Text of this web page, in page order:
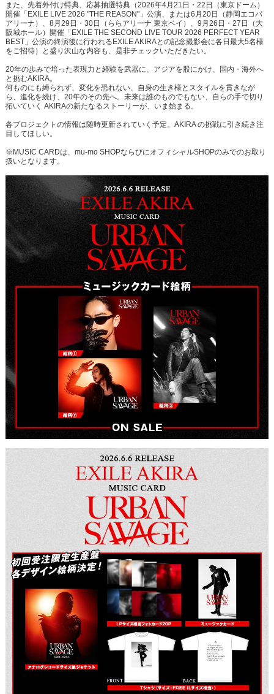
また、先着外付け特典、応募抽選特典（2026年4月21日・22日（東京ドーム）
開催「EXILE LIVE 2026 "THE REASON"」公演、または6月20日（静岡エコパ
アリーナ）、8月29日・30日（ららアリーナ 東京ベイ）、9月26日・27日（大
阪城ホール）開催「EXILE THE SECOND LIVE TOUR 2026 PERFECT YEAR
BEST」公演の終演後に行われるEXILE AKIRAとの記念撮影会に各日最大5名様
をご招待）と盛り沢山な内容も、是非チェックいただきたい。
20年の歩みで培った表現力と経験を武器に、アジアを股にかけ、国内・海外へ
と挑むAKIRA。
何ものにも縛られず、変化を恐れない、自身の生き様とスタイルを貫きなが
ら、進化を続け、20年のその先へ。未来は誰のものでもない、自らの手で切り
拓いていく AKIRAの新たなるストーリーが、いま始まる。
各プロジェクトの情報は随時更新されていく予定。AKIRA の挑戦に引き続き注
目してほしい。
※MUSIC CARDは、mu-mo SHOPならびにオフィシャルSHOPのみでのお取り
扱いとなります。